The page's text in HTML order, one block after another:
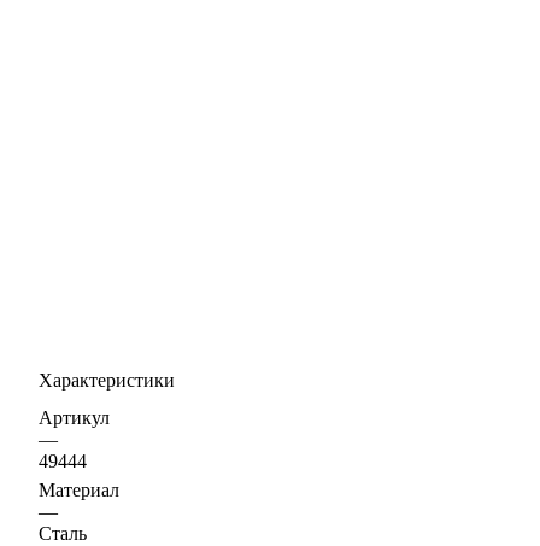
Характеристики
Артикул
—
49444
Материал
—
Сталь